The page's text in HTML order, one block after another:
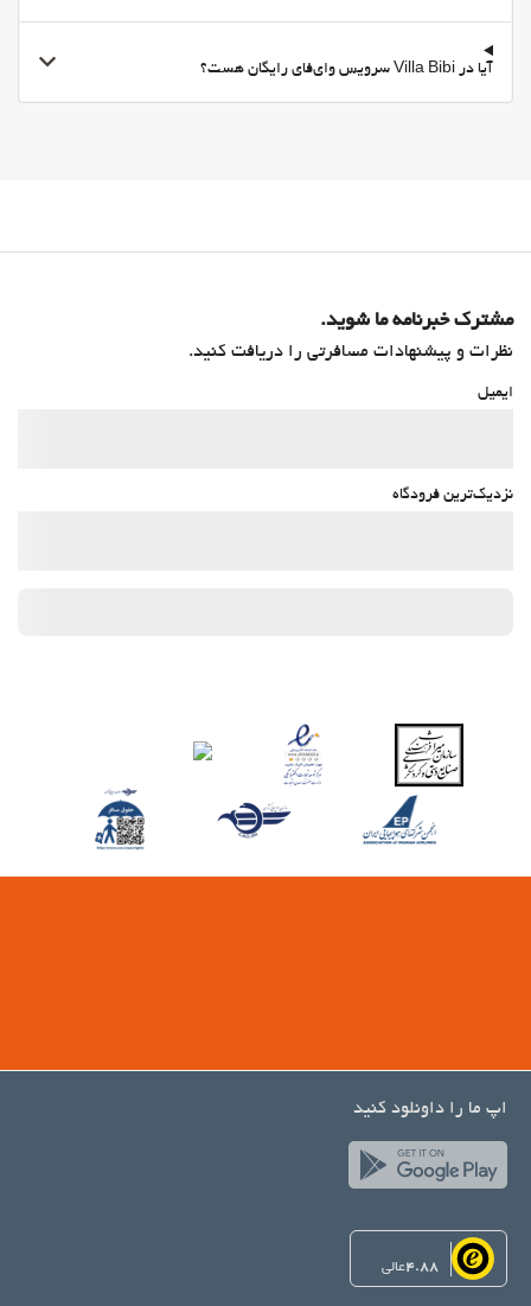
آیا در Villa Bibi سرویس وای‌فای رایگان هست؟
مشترک خبرنامه ما شوید.
نظرات و پیشنهادات مسافرتی را دریافت کنید.
ایمیل
نزدیک‌ترین فرودگاه
اپ ما را داونلود کنید
4.88عالی